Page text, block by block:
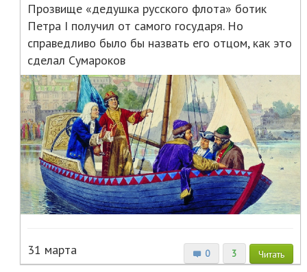
Прозвище «дедушка русского флота» ботик
Петра I получил от самого государя. Но
справедливо было бы назвать его отцом, как это
сделал Сумароков
0 3 Читать
31 марта